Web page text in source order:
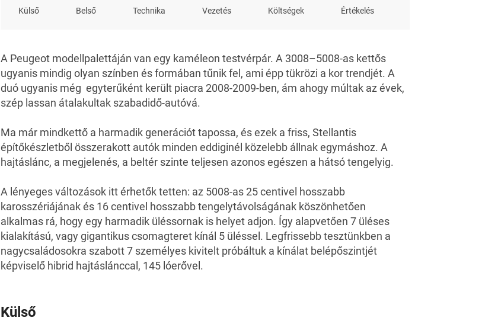
Külső Belső Technika Vezetés Költségek Értékelés
A Peugeot modellpalettáján van egy kaméleon testvérpár. A 3008–5008-as kettős
ugyanis mindig olyan színben és formában tűnik fel, ami épp tükrözi a kor trendjét. A
duó ugyanis még egyterűként került piacra 2008-2009-ben, ám ahogy múltak az évek,
szép lassan átalakultak szabadidő-autóvá.
Ma már mindkettő a harmadik generációt tapossa, és ezek a friss, Stellantis
építőkészletből összerakott autók minden eddiginél közelebb állnak egymáshoz. A
hajtáslánc, a megjelenés, a beltér szinte teljesen azonos egészen a hátsó tengelyig.
A lényeges változások itt érhetők tetten: az 5008-as 25 centivel hosszabb
karosszériájának és 16 centivel hosszabb tengelytávolságának köszönhetően
alkalmas rá, hogy egy harmadik üléssornak is helyet adjon. Így alapvetően 7 üléses
kialakítású, vagy gigantikus csomagteret kínál 5 üléssel. Legfrissebb tesztünkben a
nagycsaládosokra szabott 7 személyes kivitelt próbáltuk a kínálat belépőszintjét
képviselő hibrid hajtáslánccal, 145 lóerővel.
Külső